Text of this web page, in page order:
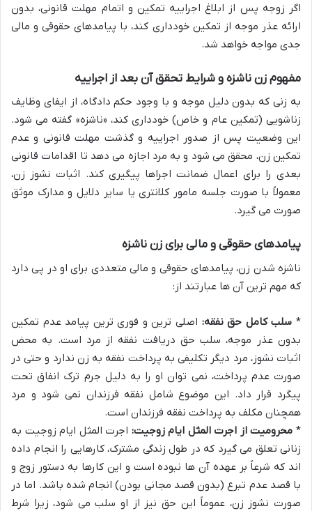
اگر زوجه پس از ابلاغ اجراییه تمکین و اتمام مهلت قانونی، بدون
ارائه عذر موجه از تمکین خودداری کند، با پیامدهای حقوقی و مالی
جدی مواجه خواهد شد.
مفهوم زن ناشزه و شرایط تحقق آن بعد از اجراییه
به زنی که بدون دلیل موجه و با وجود حکم دادگاه، از ایفای وظایف
زناشویی (تمکین عام و خاص) خودداری کند، «ناشزه» گفته می شود.
این وضعیت پس از صدور اجراییه و گذشت مهلت قانونی و عدم
تمکین زن، محقق می شود و به مرد اجازه می دهد تا اقدامات قانونی
بعدی را برای اعمال ضمانت اجراها پیگیری کند. اثبات نشوز زن،
معمولاً با صورت جلسه مامور کلانتری یا سایر دلایل و مدارک موثق
صورت می گیرد.
پیامدهای حقوقی و مالی برای زن ناشزه
ناشزه شدن زن، پیامدهای حقوقی و مالی متعددی برای او در پی دارد
که مهم ترین آن ها عبارتند از:
* سلب کامل حق نفقه: اصلی ترین و فوری ترین پیامد عدم تمکین
بدون عذر موجه، سلب حق دریافت نفقه از مرد است. به محض
اثبات نشوز، مرد دیگر تکلیفی به پرداخت نفقه به زن ندارد و حتی در
صورت عدم پرداخت، نمی توان او را به دلیل جرم ترک انفاق تحت
پیگرد قرار داد. این موضوع شامل نفقه فرزندان نمی شود و مرد
همچنان مکلف به پرداخت نفقه فرزندان است.
* محرومیت از اجرت المثل ایام زوجیت: اجرت المثل ایام زوجیت به
زنانی تعلق می گیرد که در طول زندگی مشترک، کارهایی را انجام داده
اند که شرعاً بر عهده آن ها نبوده است و این کارها به دستور زوج و
با قصد عدم تبرع (بدون قصد مجانی بودن) انجام شده باشد. اما در
صورت نشوز زن، عموماً این حق نیز از او سلب می شود، زیرا شرط